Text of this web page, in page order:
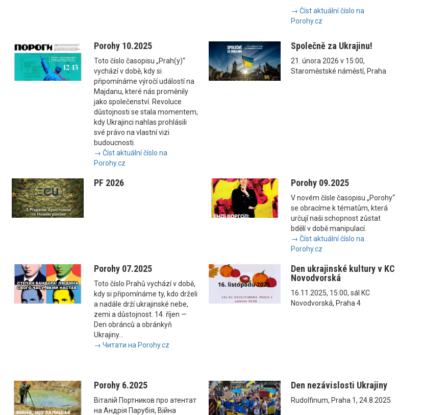
→ Číst aktuální číslo na
Porohy.cz
Porohy 10.2025
Toto číslo časopisu „Prah(y)“
vychází v době, kdy si
připomínáme výročí událostí na
Majdanu, které nás proměnily
jako společenství. Revoluce
důstojnosti se stala momentem,
kdy Ukrajinci nahlas prohlásili
své právo na vlastní vizi
budoucnosti.
→ Číst aktuální číslo na
Porohy.cz
Společně za Ukrajinu!
21. února 2026 v 15:00,
Staroměstské náměstí, Praha
PF 2026 Porohy 09.2025
V novém čísle časopisu „Porohy“
se obracíme k tématům, která
určují naši schopnost zůstat
bdělí v době manipulací.
→ Číst aktuální číslo na
Porohy.cz
Porohy 07.2025
Toto číslo Prahů vychází v době,
kdy si připomínáme ty, kdo drželi
a nadále drží ukrajinské nebe,
zemi a důstojnost. 14. říjen —
Den obránců a obránkyň
Ukrajiny...
→ Читати на Porohy.cz
Den ukrajinské kultury v KC
Novodvorská
16.11.2025, 15:00, sál KC
Novodvorská, Praha 4
Porohy 6.2025
Віталій Портников про атентат
на Андрія Парубія, Війна
Den nezávislosti Ukrajiny
Rudolfinum, Praha 1, 24.8.2025